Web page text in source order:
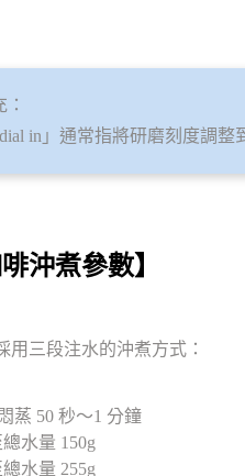
in」通常指將研磨刻度調整
沖煮參數】
用三段注水的沖煮方式：
蒸 50 秒～1 分鐘
水量 150g
水量 255g